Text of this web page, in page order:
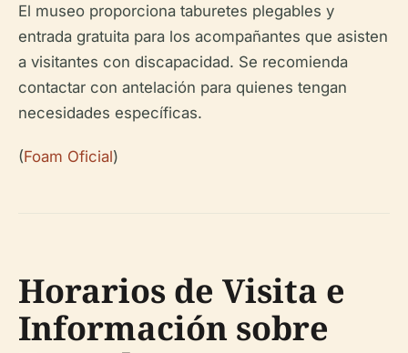
El museo proporciona taburetes plegables y
entrada gratuita para los acompañantes que asisten
a visitantes con discapacidad. Se recomienda
contactar con antelación para quienes tengan
necesidades específicas.
(Foam Oficial)
Horarios de Visita e
Información sobre